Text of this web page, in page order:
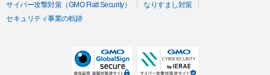
サイバー攻撃対策（GMO Flatt Security）
なりすまし対策
セキュリティ事業の軌跡